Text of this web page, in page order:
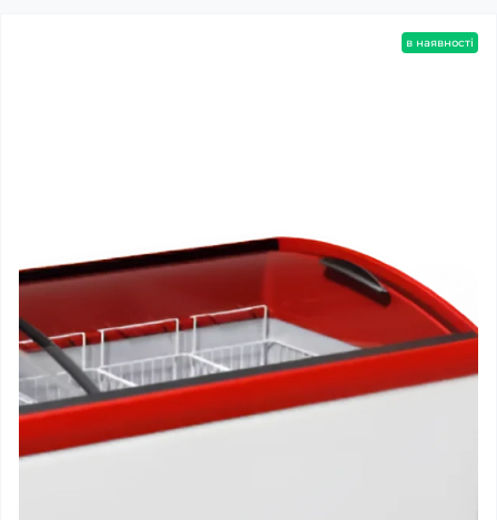
в наявності